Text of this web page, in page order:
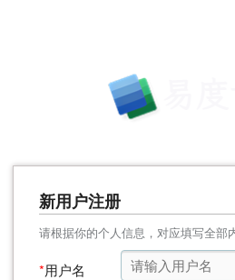
新用户注册
请根据你的个人信息，对应填写全部
*用户名